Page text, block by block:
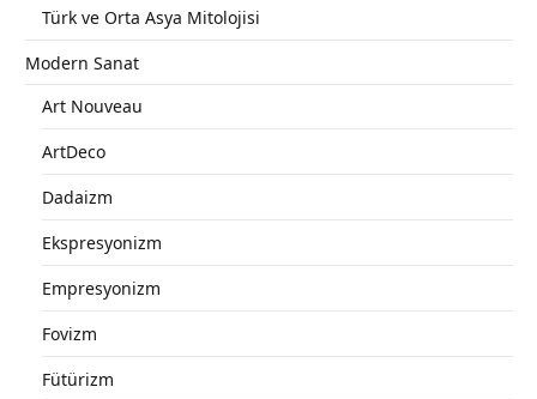
Türk ve Orta Asya Mitolojisi
Modern Sanat
Art Nouveau
ArtDeco
Dadaizm
Ekspresyonizm
Empresyonizm
Fovizm
Fütürizm